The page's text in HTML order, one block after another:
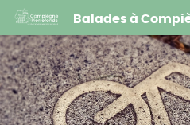
Balades à